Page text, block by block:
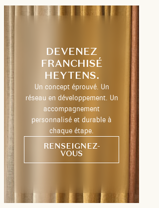
DEVENEZ
FRANCHISÉ
HEYTENS.
Un concept éprouvé. Un
réseau en développement. Un
accompagnement
personnalisé et durable à
chaque étape.
RENSEIGNEZ-
VOUS